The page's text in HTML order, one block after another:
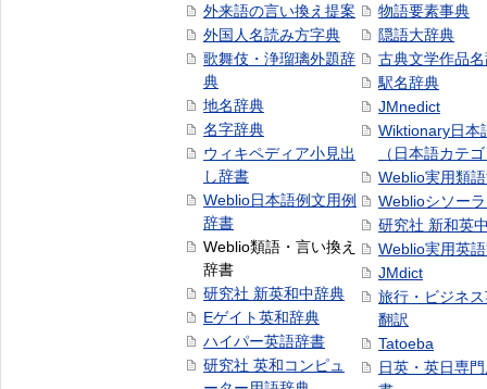
外来語の言い換え提案
外国人名読み方字典
歌舞伎・浄瑠璃外題辞
典
地名辞典
名字辞典
ウィキペディア小見出
し辞書
Weblio日本語例文用例
辞書
Weblio類語・言い換え
辞書
研究社 新英和中辞典
Eゲイト英和辞典
ハイパー英語辞書
研究社 英和コンピュ
物語要素事典
隠語大辞典
古典文学作品
駅名辞典
JMnedict
Wiktionary日本
（日本語カテ
Weblio実用類
Weblioシソー
研究社 新和英
Weblio実用英
JMdict
旅行・ビジネ
翻訳
Tatoeba
日英・英日専